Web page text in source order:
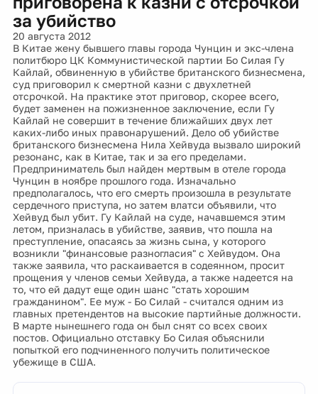
за убийство
20 августа 2012
В Китае жену бывшего главы города Чунцин и экс-члена
политбюро ЦК Коммунистической партии Бо Силая Гу
Кайлай, обвиненную в убийстве британского бизнесмена,
суд приговорил к смертной казни с двухлетней
отсрочкой. На практике этот приговор, скорее всего,
будет заменен на пожизненное заключение, если Гу
Кайлай не совершит в течение ближайших двух лет
каких-либо иных правонарушений. Дело об убийстве
британского бизнесмена Нила Хейвуда вызвало широкий
резонанс, как в Китае, так и за его пределами.
Предприниматель был найден мертвым в отеле города
Чунцин в ноябре прошлого года. Изначально
предполагалось, что его смерть произошла в результате
сердечного приступа, но затем влатси объявили, что
Хейвуд был убит. Гу Кайлай на суде, начавшемся этим
летом, призналась в убийстве, заявив, что пошла на
преступление, опасаясь за жизнь сына, у которого
возникли "финансовые разногласия" с Хейвудом. Она
также заявила, что раскаивается в содеянном, просит
прощения у членов семьи Хейвуда, а также надеется на
то, что ей дадут еще один шанс "стать хорошим
гражданином". Ее муж - Бо Силай - считался одним из
главных претендентов на высокие партийные должности.
В марте нынешнего года он был снят со всех своих
постов. Официально отставку Бо Силая объяснили
попыткой его подчиненного получить политическое
убежище в США.